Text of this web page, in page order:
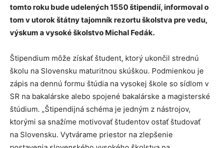
tomto roku bude udelených 1550 štipendií, informoval o
tom v utorok štátny tajomník rezortu školstva pre vedu,
výskum a vysoké školstvo Michal Fedák.
Štipendium môže získať študent, ktorý ukončil strednú
školu na Slovensku maturitnou skúškou. Podmienkou je
zápis na dennú formu štúdia na vysokej škole so sídlom v
SR na bakalárske alebo spojené bakalárske a magisterské
štúdium. „Štipendijná schéma je jedným z nástrojov,
ktorými sa snažíme motivovať študentov ostať študovať
na Slovensku. Vytvárame priestor na zlepšenie